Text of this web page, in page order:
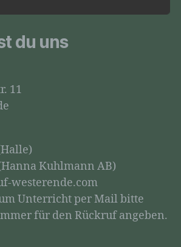
du uns
11
Kuhlmann AB)
westerende.com
Unterricht per Mail bitte
für den Rückruf angeben.
die durch den Europäischen
beim Erlass der
Unsere Datenschutzerklärung
einfach lesbar und
Um dies zu gewährleisten,
die verwendeten Begrifflichkeiten
dieser Datenschutzerklärung unter
Begriffe:
Daten